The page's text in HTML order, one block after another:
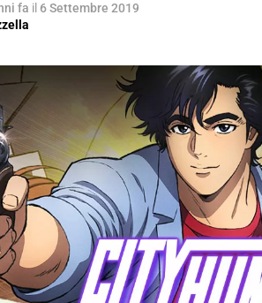
fa il 6 Settembre 2019